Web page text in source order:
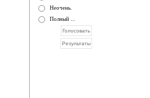
Неочень.
Полный ...